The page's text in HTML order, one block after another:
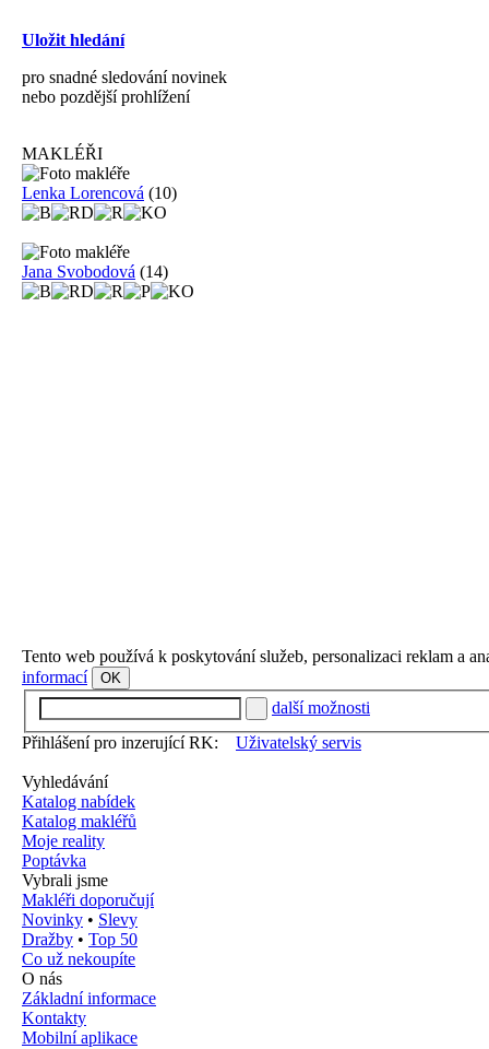
Uložit hledání
pro snadné sledování novinek
nebo pozdější prohlížení
MAKLÉŘI
Lenka Lorencová (10)
Jana Svobodová (14)
Tento web používá k poskytování služeb, personalizaci reklam a
informací
OK
další možnosti
Přihlášení pro inzerující RK:
Uživatelský servis
Vyhledávání
Katalog nabídek
Katalog makléřů
Moje reality
Poptávka
Vybrali jsme
Makléři doporučují
Novinky • Slevy
Dražby • Top 50
Co už nekoupíte
O nás
Základní informace
Kontakty
Mobilní aplikace